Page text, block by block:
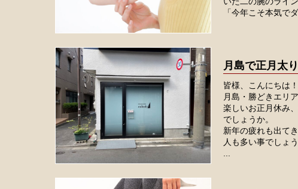
「今年こそ本気でダ
月島で正月太
皆様、こんにちは！
月島・勝どきエリ
楽しいお正月休み
でしょうか。
新年の疲れも出て
人も多い事でしょう